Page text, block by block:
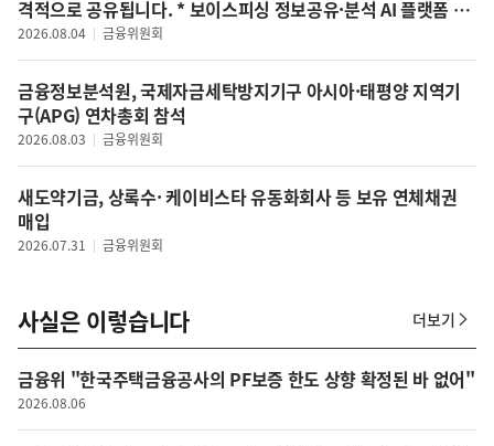
격적으로 공유됩니다. * 보이스피싱 정보공유·분석 AI 플랫폼 (A
I-based anti-phishing Sharing & Analysis Platform)
2026.08.04 금융위원회
금융정보분석원, 국제자금세탁방지기구 아시아·태평양 지역기
구(APG) 연차총회 참석
2026.08.03 금융위원회
새도약기금, 상록수· 케이비스타 유동화회사 등 보유 연체채권
매입
2026.07.31 금융위원회
사실은 이렇습니다
금융위 "한국주택금융공사의 PF보증 한도 상향 확정된 바 없어"
2026.08.06
실
이
더보기